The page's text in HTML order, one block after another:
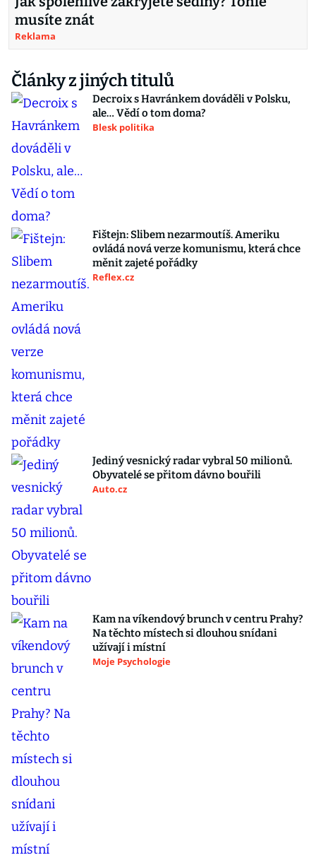
musíte znát
Reklama
Články z jiných titulů
Decroix s Havránkem dováděli v Polsku,
ale… Vědí o tom doma?
Blesk politika
Fištejn: Slibem nezarmoutíš. Ameriku
ovládá nová verze komunismu, která chce
měnit zajeté pořádky
Reflex.cz
Jediný vesnický radar vybral 50 milionů.
Obyvatelé se přitom dávno bouřili
Auto.cz
Kam na víkendový brunch v centru Prahy?
Na těchto místech si dlouhou snídani
užívají i místní
Moje Psychologie